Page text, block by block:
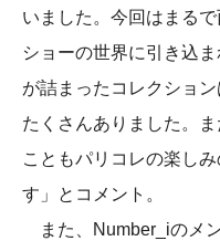
いました。今回はまる
ショーの世界に引き込
が詰まったコレクショ
たくさんありました。
こともパリコレの楽し
す」とコメント。
また、Number_iのメ